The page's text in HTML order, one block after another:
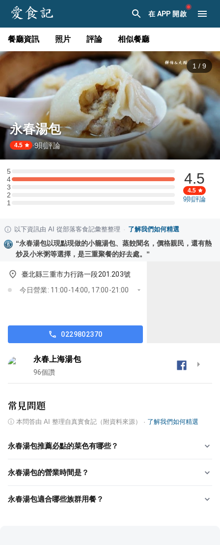
在 APP 開啟
餐廳資訊 照片 評論 相似餐廳
1 / 9
永春湯包
4.5 ·9則評論
5
5 星：0 則評論
4
4 星：1 則評論
3
3 星：0 則評論
2
2 星：0 則評論
11 星：0 則評論
4.5
4.5
9則評論
以下資訊由 AI 從部落客食記彙整整理 · 了解我們如何精選
“永春湯包以現點現做的小籠湯包、蒸餃聞名，價格親民，還有熱
炒及小米粥等選擇，是三重聚餐的好去處。 ”
臺北縣三重市力行路一段201.203號
今日營業: 11:00-14:00, 17:00-21:00
0229802370
永春上海湯包
96個讚
常見問題
ⓘ 本問答由 AI 整理自真實食記（附資料來源） · 了解我們如何精選
永春湯包推薦必點的菜色有哪些？
永春湯包的營業時間是？
永春湯包適合哪些族群用餐？